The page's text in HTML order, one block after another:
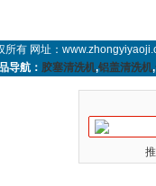
所有 网址：
导航： 胶塞清洗机,铝盖清洗机,